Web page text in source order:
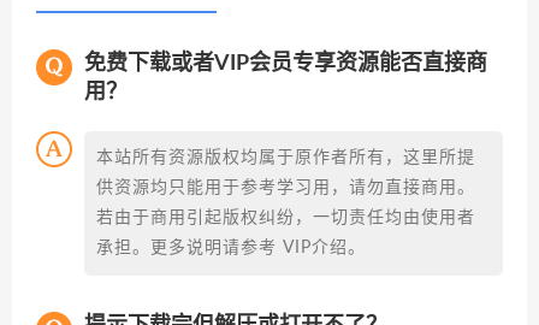
免费下载或者VIP会员专享资源能否直接商
用？
本站所有资源版权均属于原作者所有，这里所提
供资源均只能用于参考学习用，请勿直接商用。
若由于商用引起版权纠纷，一切责任均由使用者
承担。更多说明请参考 VIP介绍。